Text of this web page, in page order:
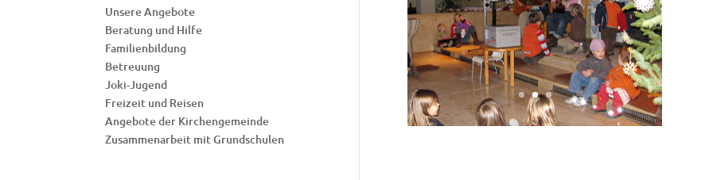
Unsere Angebote
Beratung und Hilfe
Familienbildung
Betreuung
Joki-Jugend
Freizeit und Reisen
Angebote der Kirchengemeinde
Zusammenarbeit mit Grundschulen